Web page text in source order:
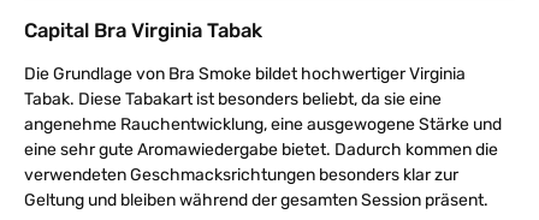
Capital Bra Virginia Tabak
Die Grundlage von Bra Smoke bildet hochwertiger Virginia
Tabak. Diese Tabakart ist besonders beliebt, da sie eine
angenehme Rauchentwicklung, eine ausgewogene Stärke und
eine sehr gute Aromawiedergabe bietet. Dadurch kommen die
verwendeten Geschmacksrichtungen besonders klar zur
Geltung und bleiben während der gesamten Session präsent.